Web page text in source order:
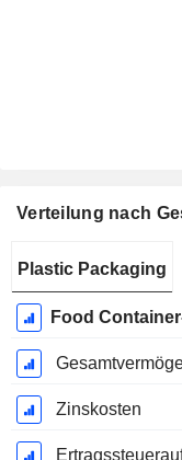
Verteilung nach
Geschäftsjahres:
Plastic Packaging
Food
Zinskosten